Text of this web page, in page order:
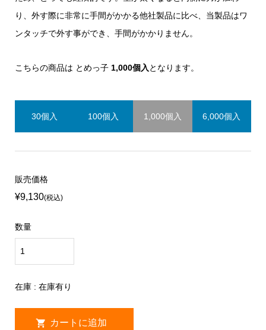
り、外す際に非常に手間がかかる他社製品に比べ、当製品はワ
ンタッチで外す事ができ、手間がかかりません。
こちらの商品は とめっ子 1,000個入 となります。
30個入 100個入 1,000個入 6,000個入
販売価格
¥9,130(税込)
数量
在庫 : 在庫有り